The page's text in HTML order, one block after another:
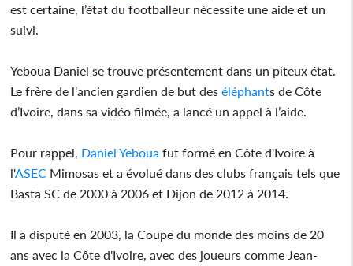
est certaine, l’état du footballeur nécessite une aide et un
suivi.
Yeboua Daniel se trouve présentement dans un piteux état.
Le frère de l’ancien gardien de but deséléphants de Côte
d’Ivoire, dans sa vidéo filmée, a lancé un appel à l’aide.
Pour rappel, Daniel Yeboua fut formé en Côte d'Ivoire à
l'ASEC Mimosas et a évolué dans des clubs français tels que
Basta SC de 2000 à 2006 et Dijon de 2012 à 2014.
Il a disputé en 2003, la Coupe du monde des moins de 20
ans avec la Côte d'Ivoire, avec des joueurs comme Jean-